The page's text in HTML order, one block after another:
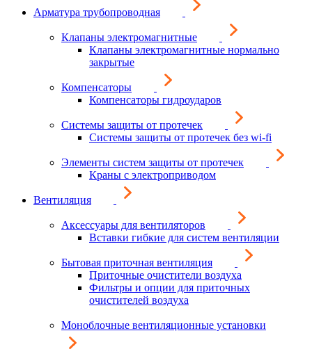
Арматура трубопроводная
Клапаны электромагнитные
Клапаны электромагнитные нормально
закрытые
Компенсаторы
Компенсаторы гидроударов
Системы защиты от протечек
Системы защиты от протечек без wi-fi
Элементы систем защиты от протечек
Краны с электроприводом
Вентиляция
Аксессуары для вентиляторов
Вставки гибкие для систем вентиляции
Бытовая приточная вентиляция
Приточные очистители воздуха
Фильтры и опции для приточных
очистителей воздуха
Моноблочные вентиляционные установки